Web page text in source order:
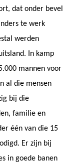
dat onder bevel
te werk
werden
In kamp
mannen voor
al die mensen
bij die
familie en
één van die 15
Er zijn bij
in goede banen